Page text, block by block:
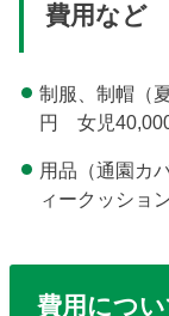
費用など
制服、制帽（
円 女児
用品（通園カ
ィークッショ
費用につい